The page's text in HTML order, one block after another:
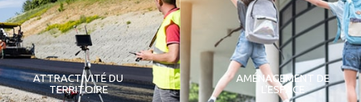
ATTRACTIVITÉ DU
TERRITOIRE
AMÉNAGEMENT DE
L'ESPACE